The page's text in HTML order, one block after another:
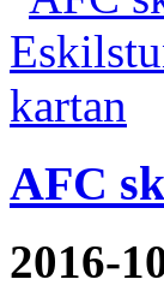
AFC
2016-